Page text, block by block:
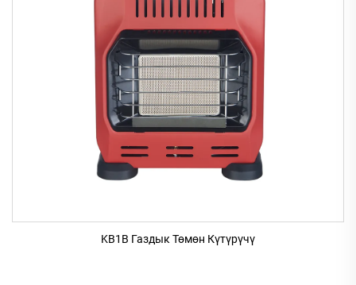
KB1B Газдык Төмөн Күтүрүчү